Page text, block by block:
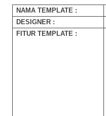
NAMA TEMPLATE :
DESIGNER :
FITUR TEMPLATE :